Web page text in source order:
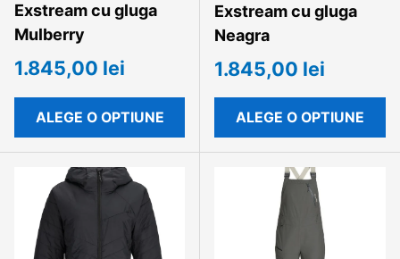
Exstream cu gluga
Mulberry
1.845,00 lei
ALEGE O OPTIUNE
Exstream cu gluga
Neagra
1.845,00 lei
ALEGE O OPTIUNE